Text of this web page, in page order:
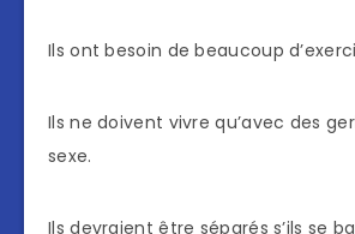
Ils ont besoin de beaucoup
Ils ne doivent vivre qu’avec des
sexe.
Ils devraient être séparés s’ils se